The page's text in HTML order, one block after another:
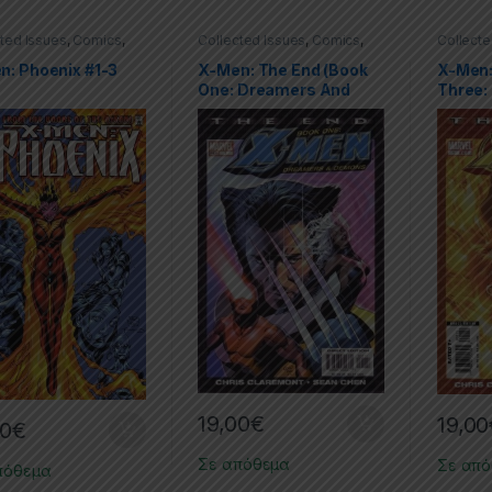
Issues, Comics,
Marvel
Phoenix #1-3
€
Collected Issues, Comics,
Marvel
men
X-Men: The End (Book
One: Dreamers And
Demons) #1-6
19,00€
Σε απόθεμα
men
X-
Three:
#1-6
19,00
Σε